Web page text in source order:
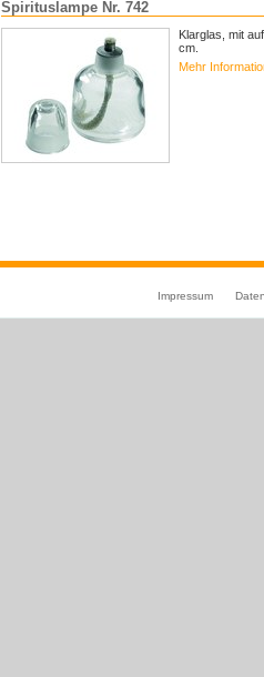
Spirituslampe Nr. 742
Klarglas, mit
cm.
Mehr
Impressum